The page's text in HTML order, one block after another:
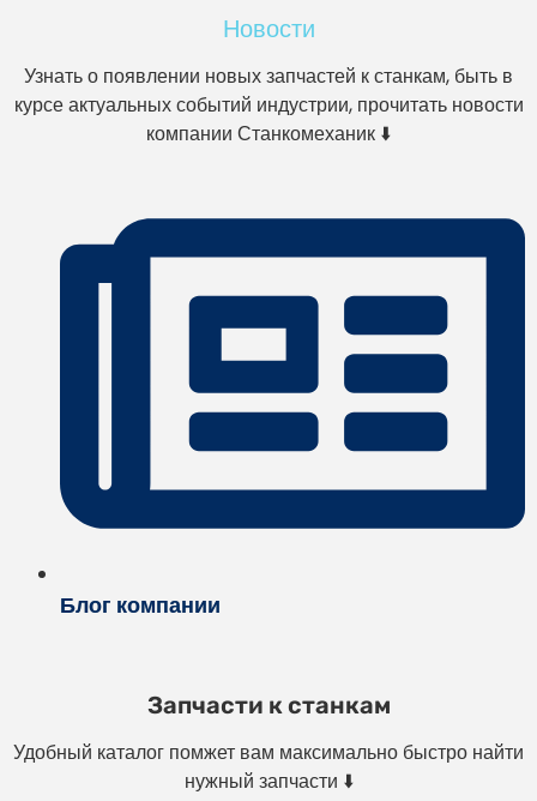
Новости
Узнать о появлении новых запчастей к станкам, быть в
курсе актуальных событий индустрии, прочитать новости
компании Станкомеханик ⬇️
Блог компании
Запчасти к станкам
Удобный каталог помжет вам максимально быстро найти
нужный запчасти ⬇️